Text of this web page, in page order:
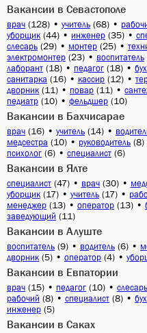
Вакансии в Севастополе
врач (128) • учитель (68) •
уборщик (44) • инженер (35) •
слесарь (29) • монтер (25) •
электромонтер (23) • воспитатель
лаборант (18) • педагог (18) •
санитарка (16) • кассир (12) •
дворник (11) • повар (11) •
педиатр (10) • фельдшер (10)
Вакансии в Бахчисарае
врач (16) • учитель (14) •
медсестра (10) • руководитель (8)
психолог (6) • специалист (6)
Вакансии в Ялте
специалист (47) • врач (30) •
уборщик (17) • учитель (17) •
менеджер (13) • оператор (13) •
заведующий (11)
Вакансии в Алуште
воспитатель (9) • водитель (6) •
дворник (5) • оператор (4) •
Вакансии в Евпатории
врач (15) • педагог (10) • слесарь
рабочий (8) • специалист (8) •
инженер (5)
Вакансии в Саках